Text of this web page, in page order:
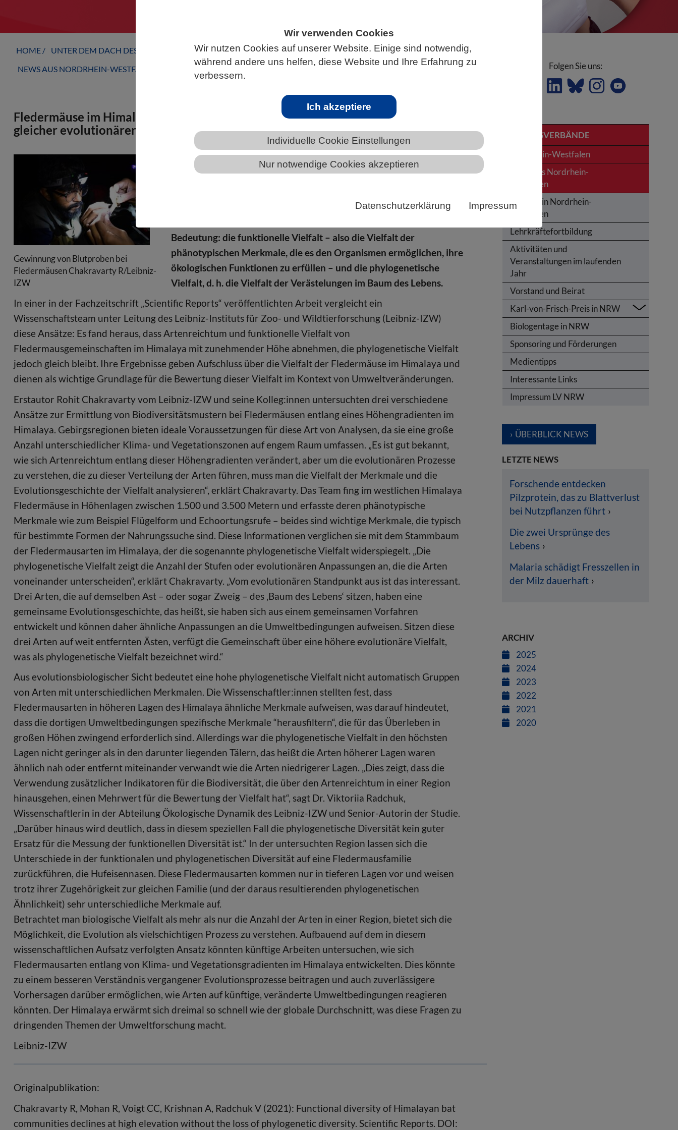
Wir verwenden Cookies
Wir nutzen Cookies auf unserer Website. Einige sind notwendig,
während andere uns helfen, diese Website und Ihre Erfahrung zu
verbessern.
Ich akzeptiere
Individuelle Cookie Einstellungen
Nur notwendige Cookies akzeptieren
Datenschutzerklärung Impressum
HOME UNTER DEM DACH DES VBIO LANDESVERBÄNDE
NORDRHEIN-WESTFALEN
NEWS AUS NORDRHEIN-WESTFALEN
Fledermäuse im Himalaya sind in hohen Lagen funktionell weniger vielfältig – bei
gleicher evolutionärer Diversität
Gewinnung von Blutproben bei
Fledermäusen Chakravarty R/Leibniz-
IZW
Millionen Jahre der Evolution haben zu einer immensen Vielfalt an
Arten geführt, von denen jede auf einzigartige Weise an ihre
biologischen Vielfalt ist über die Anzahl der Arten (taxonomische
Bedeutung: die funktionelle Vielfalt – also die Vielfalt der
phänotypischen Merkmale, die es den Organismen ermöglichen, ihre
ökologischen Funktionen zu erfüllen – und die phylogenetische
Vielfalt, d. h. die Vielfalt der Verästelungen im Baum des Lebens.
In einer in der Fachzeitschrift „Scientific Reports“ veröffentlichten Arbeit vergleicht ein
Wissenschaftsteam unter Leitung des Leibniz-Instituts für Zoo- und Wildtierforschung (Leibniz-IZW)
diese Ansätze: Es fand heraus, dass Artenreichtum und funktionelle Vielfalt von
Fledermausgemeinschaften im Himalaya mit zunehmender Höhe abnehmen, die phylogenetische Vielfalt
jedoch gleich bleibt. Ihre Ergebnisse geben Aufschluss über die Vielfalt der Fledermäuse im Himalaya und
dienen als wichtige Grundlage für die Bewertung dieser Vielfalt im Kontext von Umweltveränderungen.
Erstautor Rohit Chakravarty vom Leibniz-IZW und seine Kolleg:innen untersuchten drei verschiedene
Ansätze zur Ermittlung von Biodiversitätsmustern bei Fledermäusen entlang eines Höhengradienten im
Himalaya. Gebirgsregionen bieten ideale Voraussetzungen für diese Art von Analysen, da sie eine große
Anzahl unterschiedlicher Klima- und Vegetationszonen auf engem Raum umfassen. „Es ist gut bekannt,
wie sich Artenreichtum entlang dieser Höhengradienten verändert, aber um die evolutionären Prozesse
zu verstehen, die zu dieser Verteilung der Arten führen, muss man die Vielfalt der Merkmale und die
Evolutionsgeschichte der Vielfalt analysieren“, erklärt Chakravarty. Das Team fing im westlichen Himalaya
Fledermäuse in Höhenlagen zwischen 1.500 und 3.500 Metern und erfasste deren phänotypische
Merkmale wie zum Beispiel Flügelform und Echoortungsrufe – beides sind wichtige Merkmale, die typisch
für bestimmte Formen der Nahrungssuche sind. Diese Informationen verglichen sie mit dem Stammbaum
der Fledermausarten im Himalaya, der die sogenannte phylogenetische Vielfalt widerspiegelt. „Die
phylogenetische Vielfalt zeigt die Anzahl der Stufen oder evolutionären Anpassungen an, die die Arten
voneinander unterscheiden“, erklärt Chakravarty. „Vom evolutionären Standpunkt aus ist das interessant.
Drei Arten, die auf demselben Ast – oder sogar Zweig – des ‚Baum des Lebens‘ sitzen, haben eine
gemeinsame Evolutionsgeschichte, das heißt, sie haben sich aus einem gemeinsamen Vorfahren
entwickelt und können daher ähnliche Anpassungen an die Umweltbedingungen aufweisen. Sitzen diese
drei Arten auf weit entfernten Ästen, verfügt die Gemeinschaft über eine höhere evolutionäre Vielfalt,
was als phylogenetische Vielfalt bezeichnet wird.“
Aus evolutionsbiologischer Sicht bedeutet eine hohe phylogenetische Vielfalt nicht automatisch Gruppen
von Arten mit unterschiedlichen Merkmalen. Die Wissenschaftler:innen stellten fest, dass
Fledermausarten in höheren Lagen des Himalaya ähnliche Merkmale aufweisen, was darauf hindeutet,
dass die dortigen Umweltbedingungen spezifische Merkmale “herausfiltern“, die für das Überleben in
großen Höhen zwingend erforderlich sind. Allerdings war die phylogenetische Vielfalt in den höchsten
Lagen nicht geringer als in den darunter liegenden Tälern, das heißt die Arten höherer Lagen waren
ähnlich nah oder entfernt miteinander verwandt wie die Arten niedrigerer Lagen. „Dies zeigt, dass die
Verwendung zusätzlicher Indikatoren für die Biodiversität, die über den Artenreichtum in einer Region
hinausgehen, einen Mehrwert für die Bewertung der Vielfalt hat“, sagt Dr. Viktoriia Radchuk,
Wissenschaftlerin in der Abteilung Ökologische Dynamik des Leibniz-IZW und Senior-Autorin der Studie.
„Darüber hinaus wird deutlich, dass in diesem speziellen Fall die phylogenetische Diversität kein guter
Ersatz für die Messung der funktionellen Diversität ist.“ In der untersuchten Region lassen sich die
Unterschiede in der funktionalen und phylogenetischen Diversität auf eine Fledermausfamilie
zurückführen, die Hufeisennasen. Diese Fledermausarten kommen nur in tieferen Lagen vor und weisen
trotz ihrer Zugehörigkeit zur gleichen Familie (und der daraus resultierenden phylogenetischen
Ähnlichkeit) sehr unterschiedliche Merkmale auf.
Betrachtet man biologische Vielfalt als mehr als nur die Anzahl der Arten in einer Region, bietet sich die
Möglichkeit, die Evolution als vielschichtigen Prozess zu verstehen. Aufbauend auf dem in diesem
wissenschaftlichen Aufsatz verfolgten Ansatz könnten künftige Arbeiten untersuchen, wie sich
Fledermausarten entlang von Klima- und Vegetationsgradienten im Himalaya entwickelten. Dies könnte
zu einem besseren Verständnis vergangener Evolutionsprozesse beitragen und auch zuverlässigere
Vorhersagen darüber ermöglichen, wie Arten auf künftige, veränderte Umweltbedingungen reagieren
könnten. Der Himalaya erwärmt sich dreimal so schnell wie der globale Durchschnitt, was diese Fragen zu
dringenden Themen der Umweltforschung macht.
Leibniz-IZW
Originalpublikation:
Chakravarty R, Mohan R, Voigt CC, Krishnan A, Radchuk V (2021): Functional diversity of Himalayan bat
communities declines at high elevation without the loss of phylogenetic diversity. Scientific Reports. DOI:
Folgen Sie uns:
LANDESVERBÄNDE
Nordrhein-Westfalen
News aus Nordrhein-
Westfalen
Termine in Nordrhein-
Westfalen
Lehrkräftefortbildung
Aktivitäten und
Veranstaltungen im laufenden
Jahr
Vorstand und Beirat
Karl-von-Frisch-Preis in NRW
Biologentage in NRW
Sponsoring und Förderungen
Medientipps
Interessante Links
Impressum LV NRW
ÜBERBLICK NEWS
LETZTE NEWS
Forschende entdecken
Pilzprotein, das zu Blattverlust
bei Nutzpflanzen führt
Die zwei Ursprünge des
Lebens
Malaria schädigt Fresszellen in
der Milz dauerhaft
ARCHIV
2025
2024
2023
2022
2021
2020